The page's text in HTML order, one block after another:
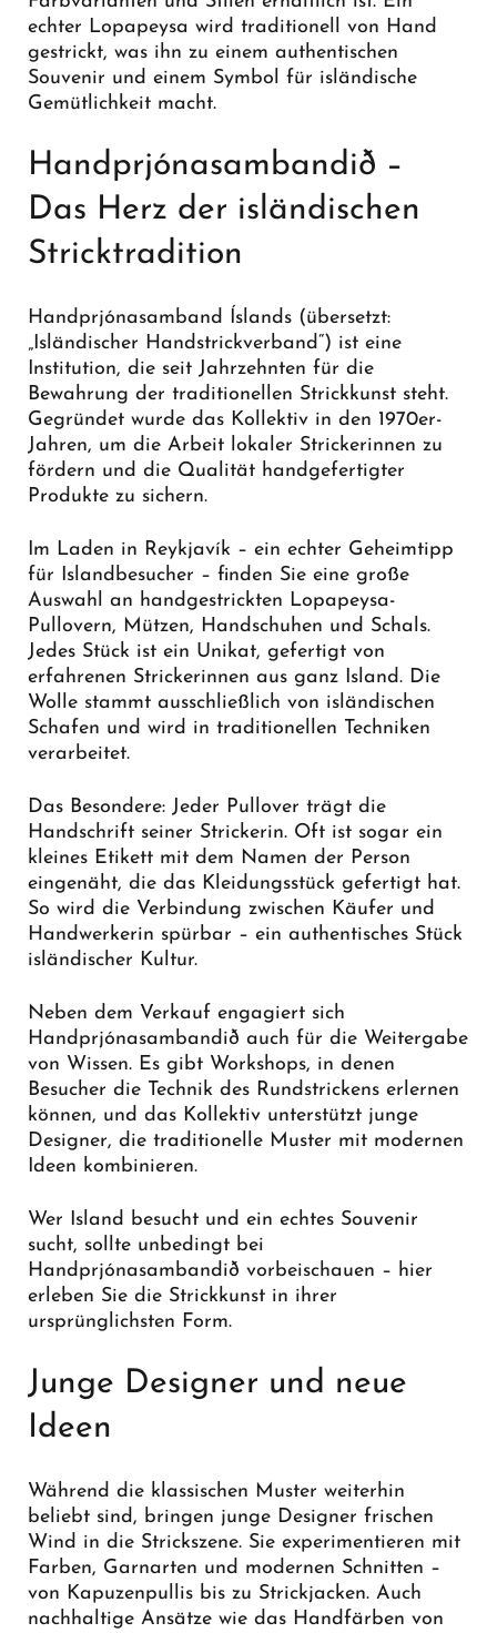
echter Lopapeysa wird traditionell von Hand
gestrickt, was ihn zu einem authentischen
Souvenir und einem Symbol für isländische
Gemütlichkeit macht.
Handprjónasambandið –
Das Herz der isländischen
Stricktradition
Handprjónasamband Íslands (übersetzt:
„Isländischer Handstrickverband“) ist eine
Institution, die seit Jahrzehnten für die
Bewahrung der traditionellen Strickkunst steht.
Gegründet wurde das Kollektiv in den 1970er-
Jahren, um die Arbeit lokaler Strickerinnen zu
fördern und die Qualität handgefertigter
Produkte zu sichern.
Im Laden in Reykjavík – ein echter Geheimtipp
für Islandbesucher – finden Sie eine große
Auswahl an handgestrickten Lopapeysa-
Pullovern, Mützen, Handschuhen und Schals.
Jedes Stück ist ein Unikat, gefertigt von
erfahrenen Strickerinnen aus ganz Island. Die
Wolle stammt ausschließlich von isländischen
Schafen und wird in traditionellen Techniken
verarbeitet.
Das Besondere: Jeder Pullover trägt die
Handschrift seiner Strickerin. Oft ist sogar ein
kleines Etikett mit dem Namen der Person
eingenäht, die das Kleidungsstück gefertigt hat.
So wird die Verbindung zwischen Käufer und
Handwerkerin spürbar – ein authentisches Stück
isländischer Kultur.
Neben dem Verkauf engagiert sich
Handprjónasambandið auch für die Weitergabe
von Wissen. Es gibt Workshops, in denen
Besucher die Technik des Rundstrickens erlernen
können, und das Kollektiv unterstützt junge
Designer, die traditionelle Muster mit modernen
Ideen kombinieren.
Wer Island besucht und ein echtes Souvenir
sucht, sollte unbedingt bei
Handprjónasambandið vorbeischauen – hier
erleben Sie die Strickkunst in ihrer
ursprünglichsten Form.
Junge Designer und neue
Ideen
Während die klassischen Muster weiterhin
beliebt sind, bringen junge Designer frischen
Wind in die Strickszene. Sie experimentieren mit
Farben, Garnarten und modernen Schnitten –
von Kapuzenpullis bis zu Strickjacken. Auch
nachhaltige Ansätze wie das Handfärben von